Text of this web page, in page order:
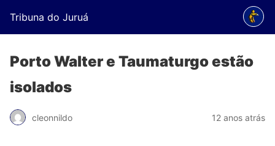
Tribuna do Juruá
Porto Walter e Taumaturgo estão
isolados
cleonnildo 12 anos atrás